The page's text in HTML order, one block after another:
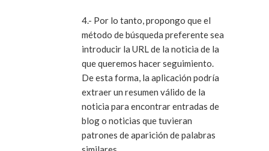
4.- Por lo tanto, propongo que el
método de búsqueda preferente sea
introducir la URL de la noticia de la
que queremos hacer seguimiento.
De esta forma, la aplicación podría
extraer un resumen válido de la
noticia para encontrar entradas de
blog o noticias que tuvieran
patrones de aparición de palabras